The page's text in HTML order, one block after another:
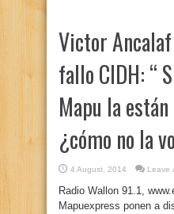
Victor
fallo CIDH: “
Mapu la
¿cómo no la
4 August, 2014 Leave
Radio Wallon 91.1,
Mapuexpress ponen a